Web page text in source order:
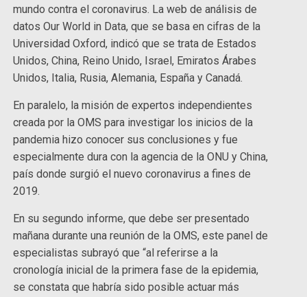
mundo contra el coronavirus. La web de análisis de
datos Our World in Data, que se basa en cifras de la
Universidad Oxford, indicó que se trata de Estados
Unidos, China, Reino Unido, Israel, Emiratos Árabes
Unidos, Italia, Rusia, Alemania, España y Canadá.
En paralelo, la misión de expertos independientes
creada por la OMS para investigar los inicios de la
pandemia hizo conocer sus conclusiones y fue
especialmente dura con la agencia de la ONU y China,
país donde surgió el nuevo coronavirus a fines de
2019.
En su segundo informe, que debe ser presentado
mañana durante una reunión de la OMS, este panel de
especialistas subrayó que “al referirse a la
cronología inicial de la primera fase de la epidemia,
se constata que habría sido posible actuar más